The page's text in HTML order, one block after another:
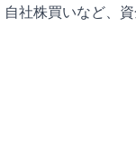
社株買いなど、